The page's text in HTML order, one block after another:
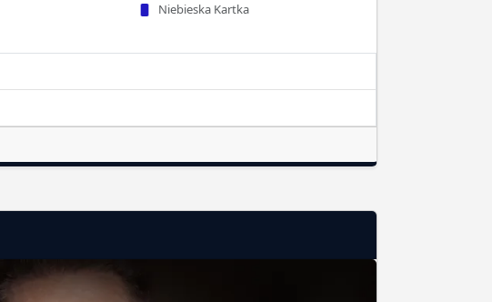
Niebieska Kartka